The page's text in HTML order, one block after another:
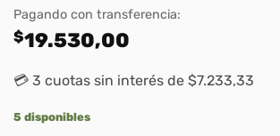
Pagando con transferencia:
$19.530,00
💳 3 cuotas sin interés de $7.233,33
5 disponibles